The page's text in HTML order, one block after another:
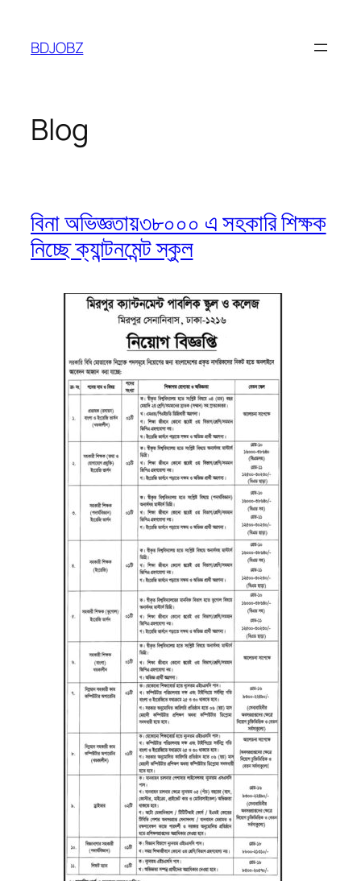
content
BDJOBZ
Blog
বিনা অভিজ্ঞতায়৩৮০০০ এ সহকারি শিক্ষক
নিচ্ছে ক্যান্টনমেন্ট স্কুল